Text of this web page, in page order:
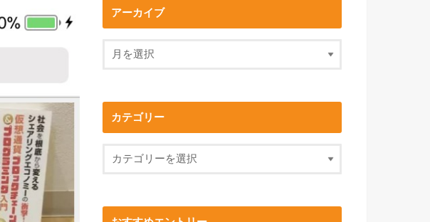
アーカイブ
カテゴリー